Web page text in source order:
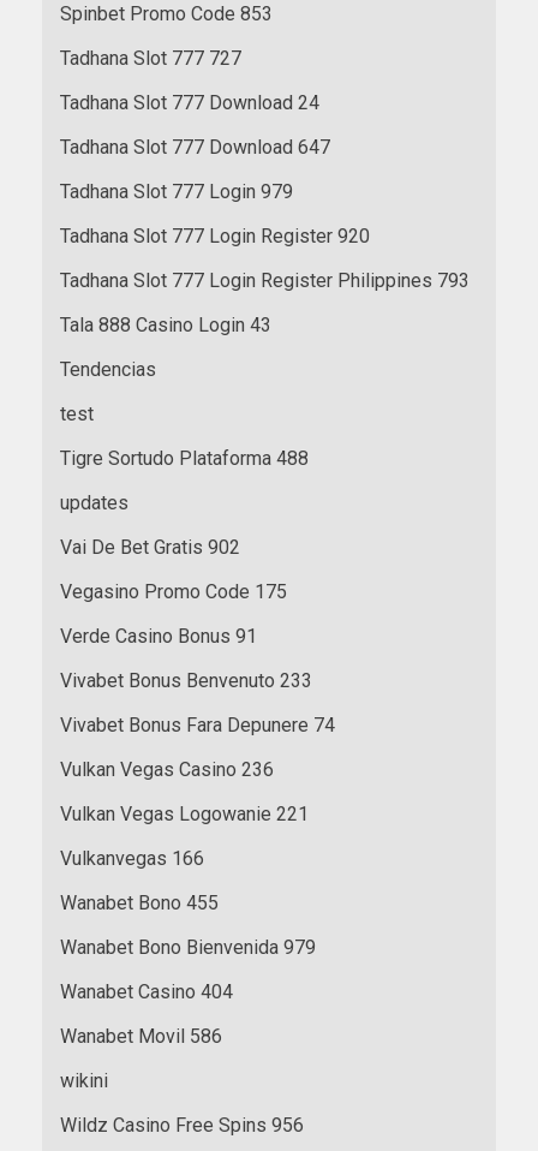
Spinbet Promo Code 853
Tadhana Slot 777 727
Tadhana Slot 777 Download 24
Tadhana Slot 777 Download 647
Tadhana Slot 777 Login 979
Tadhana Slot 777 Login Register 920
Tadhana Slot 777 Login Register Philippines 793
Tala 888 Casino Login 43
Tendencias
test
Tigre Sortudo Plataforma 488
updates
Vai De Bet Gratis 902
Vegasino Promo Code 175
Verde Casino Bonus 91
Vivabet Bonus Benvenuto 233
Vivabet Bonus Fara Depunere 74
Vulkan Vegas Casino 236
Vulkan Vegas Logowanie 221
Vulkanvegas 166
Wanabet Bono 455
Wanabet Bono Bienvenida 979
Wanabet Casino 404
Wanabet Movil 586
wikini
Wildz Casino Free Spins 956